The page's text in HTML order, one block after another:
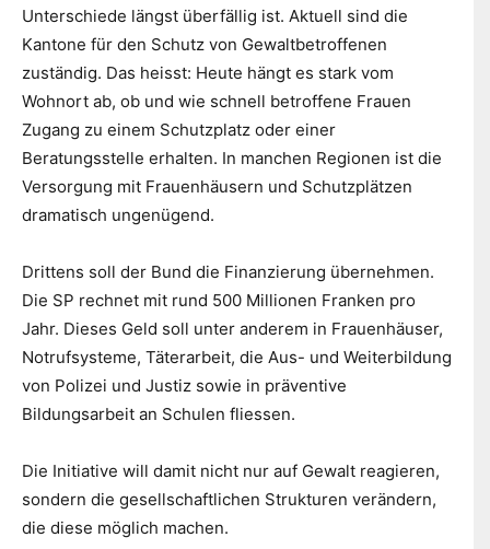
Unterschiede längst überfällig ist. Aktuell sind die
Kantone für den Schutz von Gewaltbetroffenen
zuständig. Das heisst: Heute hängt es stark vom
Wohnort ab, ob und wie schnell betroffene Frauen
Zugang zu einem Schutzplatz oder einer
Beratungsstelle erhalten. In manchen Regionen ist die
Versorgung mit Frauenhäusern und Schutzplätzen
dramatisch ungenügend.
Drittens soll der Bund die Finanzierung übernehmen.
Die SP rechnet mit rund 500 Millionen Franken pro
Jahr. Dieses Geld soll unter anderem in Frauenhäuser,
Notrufsysteme, Täterarbeit, die Aus- und Weiterbildung
von Polizei und Justiz sowie in präventive
Bildungsarbeit an Schulen fliessen.
Die Initiative will damit nicht nur auf Gewalt reagieren,
sondern die gesellschaftlichen Strukturen verändern,
die diese möglich machen.